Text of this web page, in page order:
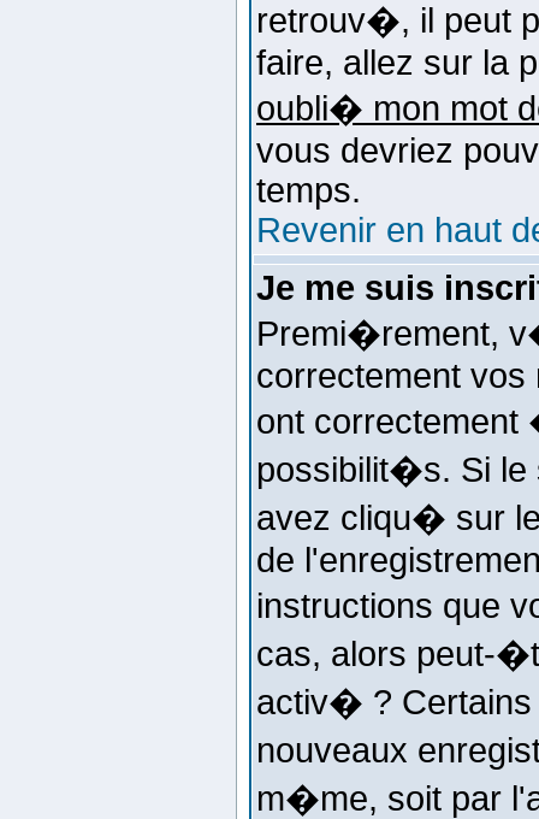
retrouv�, il peut
faire, allez sur la
oubli� mon mot
vous devriez
temps.
Revenir en haut
Je me suis
Premi�rement,
correctement vos
ont
possibilit�s. Si le
avez cliqu� sur
de
instructions que
cas, alors peut-
activ� ?
nouveaux
m�me, soit par